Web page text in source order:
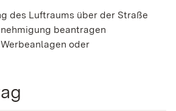
des Luftraums über der Straße
beantragen
oder